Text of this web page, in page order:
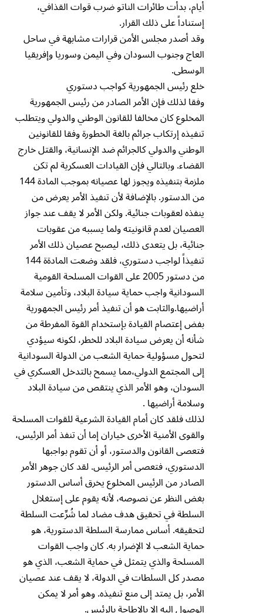
أيام، بدأت طائرات الناتو ضرب قوات القذافي،
إستناداً على ذلك القرار.
وقد أصدر مجلس الأمن قرارات مشابهة في ساحل
العاج وجنوب السودان وفي اليمن وسوريا وإفريقيا
الوسطى.
خلع رئيس الجمهورية كواجب دستوري
وفقا لذلك فإن الأمر الصادر من رئيس الجمهورية
المخلوع كان مخالفا للقانون الوطني والدولي ويتطلب
تنفيذه إرتكاب جرائم بالغة الخطورة وفقا للقانونين
الوطني والدولي كالجرائم ضد الإنسانية، والقتل خارج
القضاء. وبالتالي فإن القيادات العسكرية لم تكن
ملزمة بتنفيذه ويجوز لها عصيانه بموجب المادة 144
من الدستور. بالإضافة لأن تنفيذ الأمر يعرض من
ينفذه لعقوبات جنائية. ولكن الأمر لا يقف عند جواز
العصيان لعدم قانونيته ولما يسببه من عقوبات
جنائية، بل يتعدى ذلك، ليصبح عصيان ذلك الأمر
تنفيذاً لواجب دستوري، فلقد وضعت المادةة 144
من دستور 2005 على القوات المسلحة القومية
السودانية واجب حماية سيادة البلاد، وتأمين سلامة
أراضيها.والثابت هو أن تنفيذ أمر رئيس الجمهورية
بفض إعتصام القيادة بإستخدام القوة المفرطة من
شأنه أن يعرض سيادة البلاد للخطر، لكونه سيؤدي
لتحول مسؤولية حماية الشعب من الدولة السودانية
إلى المجتمع الدولي،مما يسمح بالتدخل العسكري في
السودان، وهو الأمر الذي ينتقص من سيادة البلاد
وسلامة أراضيها .
لذلك فلقد كان أمام القيادة الشرعية للقوات المسلحة
والقوى الأمنية الأخرى خياران إما أن تنفذ أمر الرئيس،
فتعصى القانون والدستور، أو أن تقوم بواجبها
الدستوري، فتعصى أمر الرئيس. لقد كان جوهر الأمر
الصادر من الرئيس المخلوع يخرق أساس الدستور
بغض النظر عن نصوصه، لأنه يقوم على إستغلال
السلطة في تحقيق هدف مضاد لما شُرِّعت السلطة
لتحقيقه. أساس ممارسة السلطة الدستورية، هو
حماية الشعب لا الإضرار به. كان واجب القوات
المسلحة والذي يتمثل في حماية الشعب، الذي هو
مصدر كل السلطات في الدولة، لا يقف عند عصيان
الأمر، بل يمتد إلى منع تنفيذه. وهو أمر لا يمكن